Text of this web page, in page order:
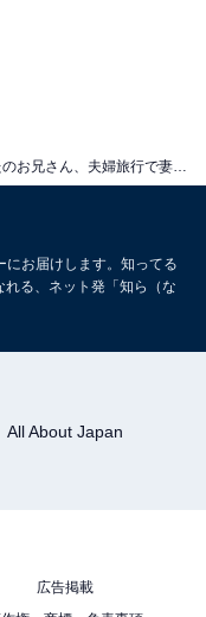
にお届けします。知ってる
る、ネット発「知ら（な
All About Japan
広告掲載